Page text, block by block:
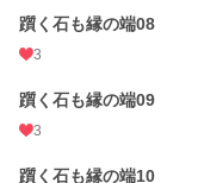
躓く石も縁の端08
3
躓く石も縁の端09
3
躓く石も縁の端10